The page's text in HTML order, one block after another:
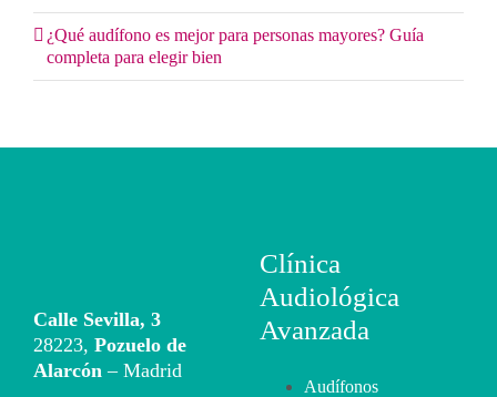
¿Qué audífono es mejor para personas mayores? Guía
completa para elegir bien
Calle Sevilla, 3
28223, Pozuelo de
Alarcón – Madrid
Clínica
Audiológica
Avanzada
Audífonos